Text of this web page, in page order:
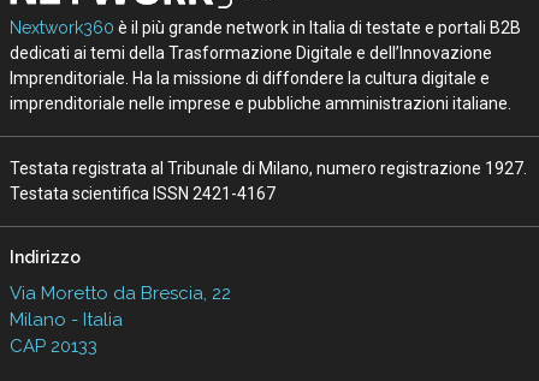
Nextwork360 è il più grande network in Italia di testate e portali B2B
dedicati ai temi della Trasformazione Digitale e dell’Innovazione
Imprenditoriale. Ha la missione di diffondere la cultura digitale e
imprenditoriale nelle imprese e pubbliche amministrazioni italiane.
Testata registrata al Tribunale di Milano, numero registrazione 1927.
Testata scientifica ISSN 2421-4167
Indirizzo
Via Moretto da Brescia, 22
Milano - Italia
CAP 20133